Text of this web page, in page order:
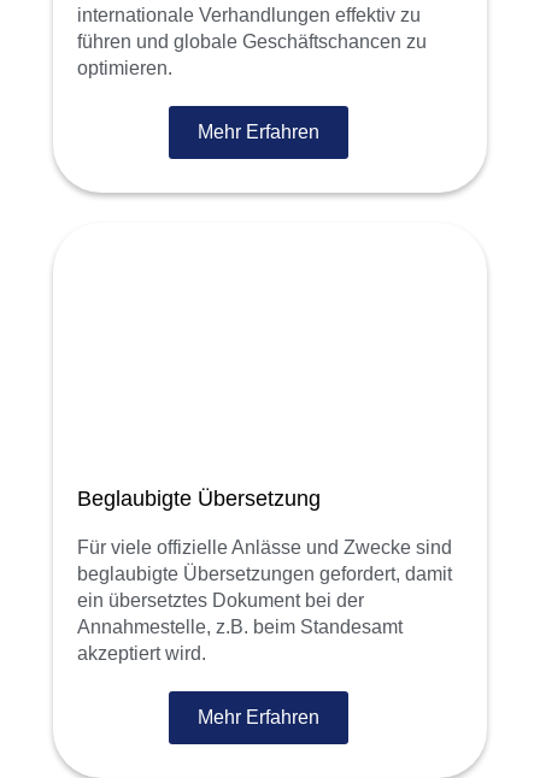
internationale Verhandlungen effektiv zu
führen und globale Geschäftschancen zu
optimieren.
Mehr Erfahren
Beglaubigte Übersetzung
Für viele offizielle Anlässe und Zwecke sind
beglaubigte Übersetzungen gefordert, damit
ein übersetztes Dokument bei der
Annahmestelle, z.B. beim Standesamt
akzeptiert wird.
Mehr Erfahren